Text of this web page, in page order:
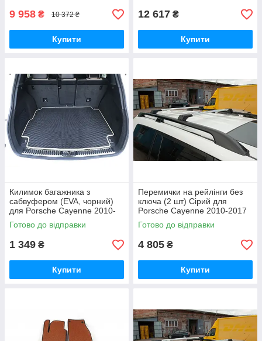
9 958 ₴ 10 372 ₴
Купити
12 617 ₴
Купити
Килимок багажника з
сабвуфером (EVA, чорний)
для Porsche Cayenne 2010-
2017 рр
Готово до відправки
1 349 ₴
Купити
Перемички на рейлінги без
ключа (2 шт) Сірий для
Porsche Cayenne 2010-2017
рр
Готово до відправки
4 805 ₴
Купити